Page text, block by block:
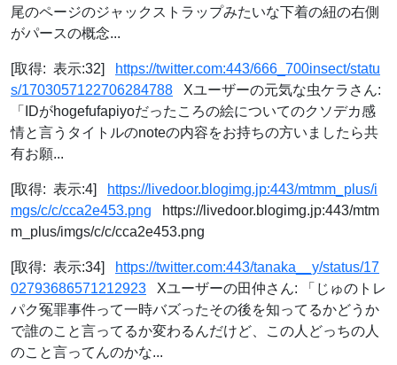
尾のページのジャックストラップみたいな下着の紐の右側
がパースの概念...
[取得: 表示:32]
https://twitter.com:443/666_700insect/statu
s/1703057122706284788 Xユーザーの元気な虫ケラさん:
「IDがhogefufapiyoだったころの絵についてのクソデカ感
情と言うタイトルのnoteの内容をお持ちの方いましたら共
有お願...
[取得: 表示:4]
https://livedoor.blogimg.jp:443/mtmm_plus/i
mgs/c/c/cca2e453.png https://livedoor.blogimg.jp:443/mtm
m_plus/imgs/c/c/cca2e453.png
[取得: 表示:34]
https://twitter.com:443/tanaka__y/status/17
02793686571212923 Xユーザーの田仲さん: 「じゅのトレ
パク冤罪事件って一時バズったその後を知ってるかどうか
で誰のこと言ってるか変わるんだけど、この人どっちの人
のこと言ってんのかな...